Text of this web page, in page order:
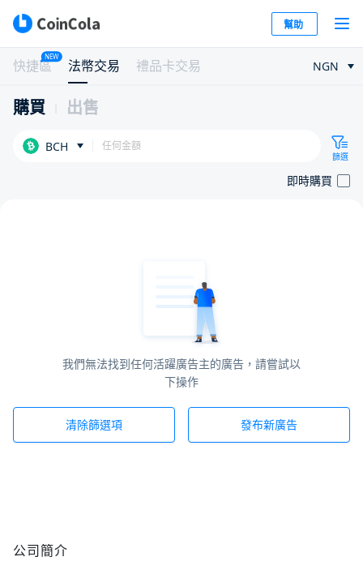
幫助
快捷區
NEW
法幣交易 禮品卡交易 NGN
購買 出售
BCH
篩選
即時購買
我們無法找到任何活躍廣告主的廣告，請嘗試以
下操作
清除篩選項 發布新廣告
公司簡介